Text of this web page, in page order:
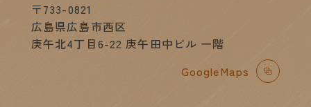
〒733-0821
広島県広島市西区
庚午北4丁目6-22 庚午田中ビル 一階
GoogleMaps